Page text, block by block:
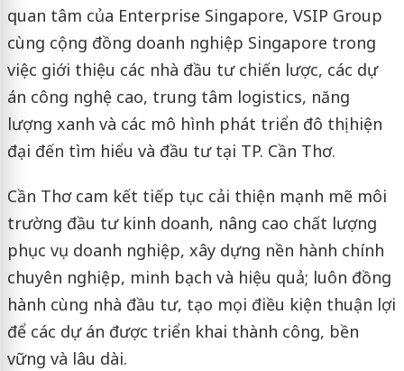
quan tâm của Enterprise Singapore, VSIP Group
cùng cộng đồng doanh nghiệp Singapore trong
việc giới thiệu các nhà đầu tư chiến lược, các dự
án công nghệ cao, trung tâm logistics, năng
lượng xanh và các mô hình phát triển đô thị hiện
đại đến tìm hiểu và đầu tư tại TP. Cần Thơ.
Cần Thơ cam kết tiếp tục cải thiện mạnh mẽ môi
trường đầu tư kinh doanh, nâng cao chất lượng
phục vụ doanh nghiệp, xây dựng nền hành chính
chuyên nghiệp, minh bạch và hiệu quả; luôn đồng
hành cùng nhà đầu tư, tạo mọi điều kiện thuận lợi
để các dự án được triển khai thành công, bền
vững và lâu dài.